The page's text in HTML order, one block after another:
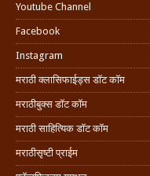
Youtube Channel
Facebook
Instagram
मराठी क्लासिफाईड्स डॉट कॉम
मराठीबुक्स डॉट कॉम
मराठी साहित्यिक डॉट कॉम
मराठीसृष्टी प्राईम